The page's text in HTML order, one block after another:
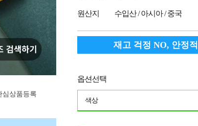
심상품등록
원산지 수입산 / 아시아 / 중국
재고 걱정 NO, 안정
옵션선택
색상